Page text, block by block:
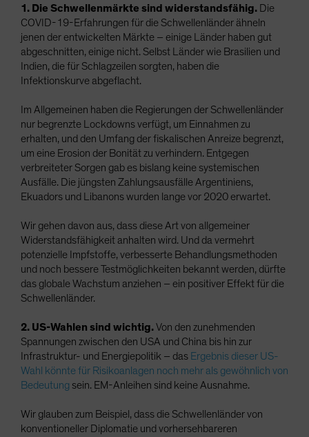
1. Die Schwellenmärkte sind widerstandsfähig. Die
COVID-19-Erfahrungen für die Schwellenländer ähneln
jenen der entwickelten Märkte – einige Länder haben gut
abgeschnitten, einige nicht. Selbst Länder wie Brasilien und
Indien, die für Schlagzeilen sorgten, haben die
Infektionskurve abgeflacht.
Im Allgemeinen haben die Regierungen der Schwellenländer
nur begrenzte Lockdowns verfügt, um Einnahmen zu
erhalten, und den Umfang der fiskalischen Anreize begrenzt,
um eine Erosion der Bonität zu verhindern. Entgegen
verbreiteter Sorgen gab es bislang keine systemischen
Ausfälle. Die jüngsten Zahlungsausfälle Argentiniens,
Ekuadors und Libanons wurden lange vor 2020 erwartet.
Wir gehen davon aus, dass diese Art von allgemeiner
Widerstandsfähigkeit anhalten wird. Und da vermehrt
potenzielle Impfstoffe, verbesserte Behandlungsmethoden
und noch bessere Testmöglichkeiten bekannt werden, dürfte
das globale Wachstum anziehen – ein positiver Effekt für die
Schwellenländer.
2. US-Wahlen sind wichtig.Von den zunehmenden
Spannungen zwischen den USA und China bis hin zur
Infrastruktur- und Energiepolitik – das Ergebnis dieser US-
Wahl könnte für Risikoanlagen noch mehr als gewöhnlich von
Bedeutung sein. EM-Anleihen sind keine Ausnahme.
Wir glauben zum Beispiel, dass die Schwellenländer von
konventioneller Diplomatie und vorhersehbareren